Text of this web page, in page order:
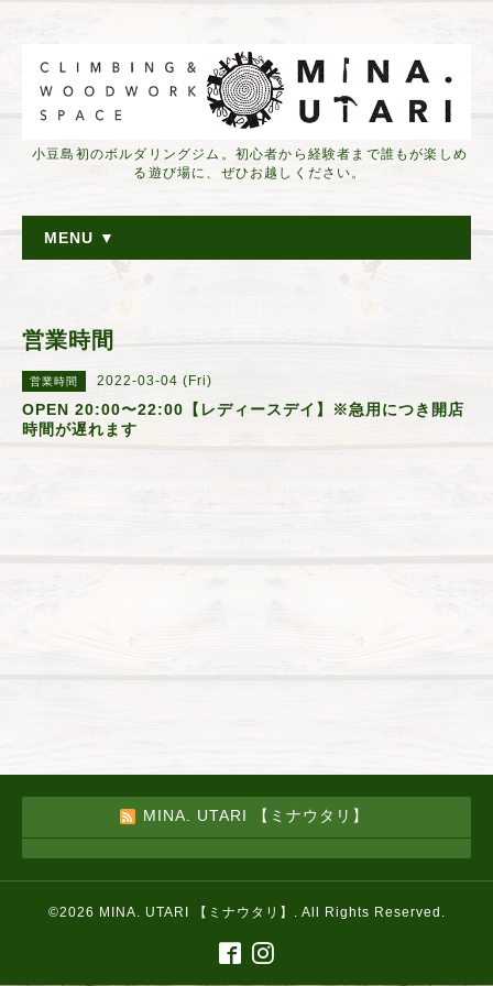
小豆島初のボルダリングジム。初心者から経験者まで誰もが楽しめ
る遊び場に、ぜひお越しください。
MENU ▼
営業時間
営業時間 2022-03-04 (Fri)
OPEN 20:00〜22:00【レディースデイ】※急用につき開店
時間が遅れます
MINA. UTARI 【ミナウタリ】
©2026 MINA. UTARI 【ミナウタリ】 . All Rights Reserved.